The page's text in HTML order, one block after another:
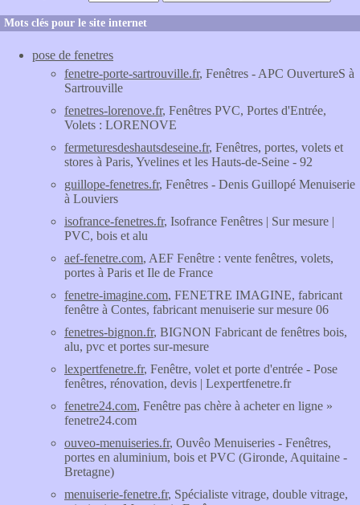
Mots clés pour le site internet
pose de fenetres
fenetre-porte-sartrouville.fr, Fenêtres - APC OuvertureS à
Sartrouville
fenetres-lorenove.fr, Fenêtres PVC, Portes d'Entrée,
Volets : LORENOVE
fermeturesdeshautsdeseine.fr, Fenêtres, portes, volets et
stores à Paris, Yvelines et les Hauts-de-Seine - 92
guillope-fenetres.fr, Fenêtres - Denis Guillopé Menuiserie
à Louviers
isofrance-fenetres.fr, Isofrance Fenêtres | Sur mesure |
PVC, bois et alu
aef-fenetre.com, AEF Fenêtre : vente fenêtres, volets,
portes à Paris et Ile de France
fenetre-imagine.com, FENETRE IMAGINE, fabricant
fenêtre à Contes, fabricant menuiserie sur mesure 06
fenetres-bignon.fr, BIGNON Fabricant de fenêtres bois,
alu, pvc et portes sur-mesure
lexpertfenetre.fr, Fenêtre, volet et porte d'entrée - Pose
fenêtres, rénovation, devis | Lexpertfenetre.fr
fenetre24.com, Fenêtre pas chère à acheter en ligne »
fenetre24.com
ouveo-menuiseries.fr, Ouvêo Menuiseries - Fenêtres,
portes en aluminium, bois et PVC (Gironde, Aquitaine -
Bretagne)
menuiserie-fenetre.fr, Spécialiste vitrage, double vitrage,